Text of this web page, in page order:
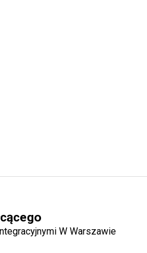
W Warszawie